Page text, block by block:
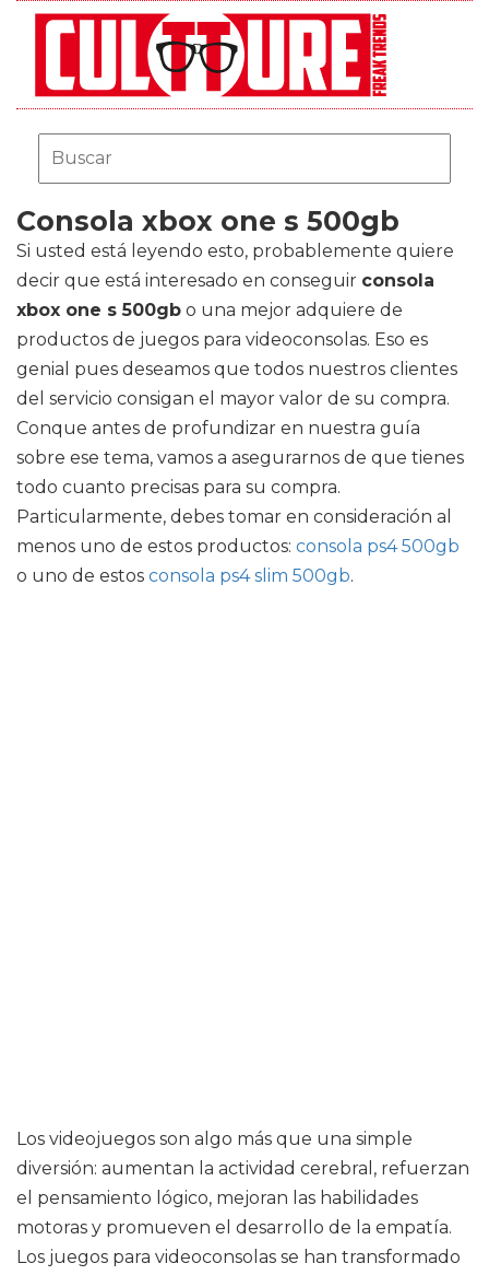
Consola xbox one s 500gb
Si usted está leyendo esto, probablemente quiere
decir que está interesado en conseguir consola
xbox one s 500gb o una mejor adquiere de
productos de juegos para videoconsolas. Eso es
genial pues deseamos que todos nuestros clientes
del servicio consigan el mayor valor de su compra.
Conque antes de profundizar en nuestra guía
sobre ese tema, vamos a asegurarnos de que tienes
todo cuanto precisas para su compra.
Particularmente, debes tomar en consideración al
menos uno de estos productos: consola ps4 500gb
o uno de estos consola ps4 slim 500gb.
Los videojuegos son algo más que una simple
diversión: aumentan la actividad cerebral, refuerzan
el pensamiento lógico, mejoran las habilidades
motoras y promueven el desarrollo de la empatía.
Los juegos para videoconsolas se han transformado